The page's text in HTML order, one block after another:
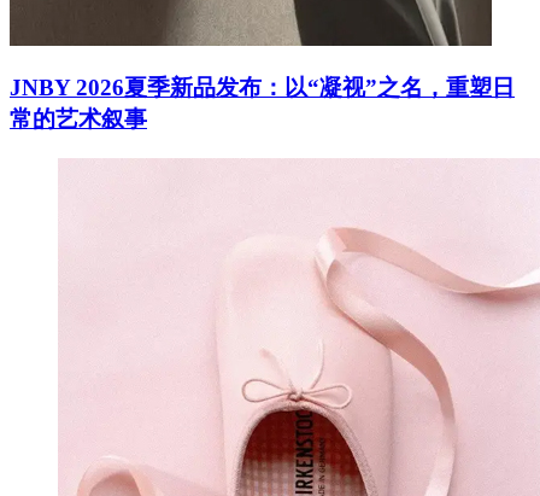
JNBY 2026夏季新品发布：以“凝视”之名，重塑日
常的艺术叙事